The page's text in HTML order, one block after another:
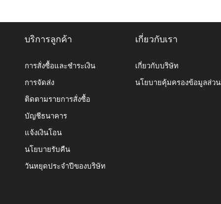
บริการลูกค้า
การสั่งซื้อและชำระเงิน
การจัดส่ง
ติดตามรายการสั่งซื้อ
บัญชีธนาคาร
แจ้งเงินโอน
นโยบายรับคืน
วันหยุดประจำปีของบริษัท
เกี่ยวกับเรา
เกี่ยวกับบริษัท
นโยบายคุ้มครองข้อมูลส่ว